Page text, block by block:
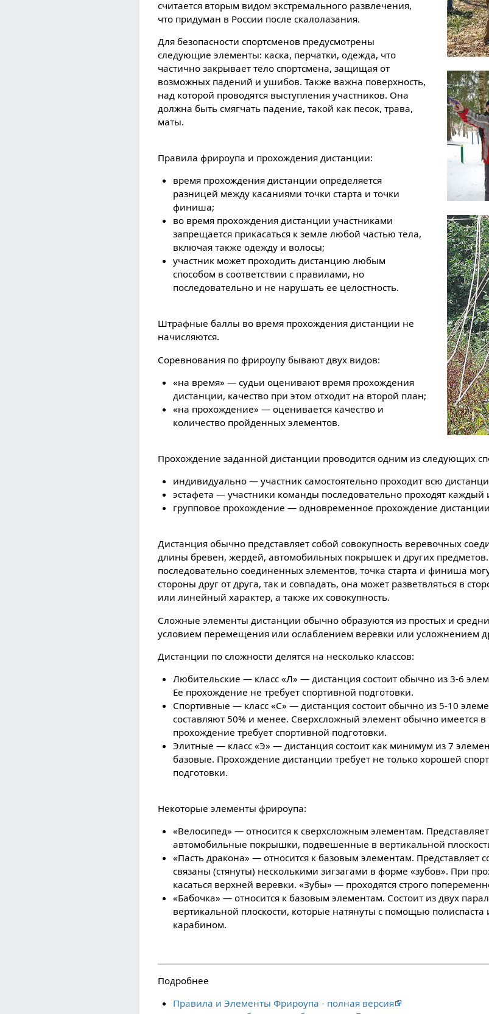
считается вторым видом экстремального развлечения,
что придуман в России после скалолазания.
Для безопасности спортсменов предусмотрены
следующие элементы: каска, перчатки, одежда, что
частично закрывает тело спортсмена, защищая от
возможных падений и ушибов. Также важна поверхность,
над которой проводятся выступления участников. Она
должна быть смягчать падение, такой как песок, трава,
маты.
Правила фрироупа и прохождения дистанции:
время прохождения дистанции определяется
разницей между касаниями точки старта и точки
финиша;
во время прохождения дистанции участниками
запрещается прикасаться к земле любой частью тела,
включая также одежду и волосы;
участник может проходить дистанцию любым
способом в соответствии с правилами, но
последовательно и не нарушать ее целостность.
Штрафные баллы во время прохождения дистанции не
начисляются.
Соревнования по фрироупу бывают двух видов:
«на время» — судьи оценивают время прохождения
дистанции, качество при этом отходит на второй план;
«на прохождение» — оценивается качество и
количество пройденных элементов.
Прохождение заданной дистанции проводится одним из следующих
индивидуально — участник самостоятельно проходит всю
эстафета — участники команды последовательно проходят каждый
групповое прохождение — одновременное прохождение
Дистанция обычно представляет собой совокупность веревочных
длины бревен, жердей, автомобильных покрышек и других предметов.
последовательно соединенных элементов, точка старта и финиша
стороны друг от друга, так и совпадать, она может разветвляться в
или линейный характер, а также их совокупность.
Сложные элементы дистанции обычно образуются из простых и
условием перемещения или ослаблением веревки или усложнением
Дистанции по сложности делятся на несколько классов:
Любительские — класс «Л» — дистанция состоит обычно из 3-6
Ее прохождение не требует спортивной подготовки.
Спортивные — класс «С» — дистанция состоит обычно из 5-10
составляют 50% и менее. Сверхсложный элемент обычно имеется
прохождение требует спортивной подготовки.
Элитные — класс «Э» — дистанция состоит как минимум из 7
базовые. Прохождение дистанции требует не только хорошей
подготовки.
Некоторые элементы фрироупа:
«Велосипед» — относится к сверхсложным элементам.
автомобильные покрышки, подвешенные в вертикальной
«Пасть дракона» — относится к базовым элементам. Представляет
связаны (стянуты) несколькими зигзагами в форме «зубов». При
касаться верхней веревки. «Зубы» — проходятся строго
«Бабочка» — относится к базовым элементам. Состоит из двух
вертикальной плоскости, которые натянуты с помощью
карабином.
Подробнее
Правила и Элементы Фрироупа - полная версия